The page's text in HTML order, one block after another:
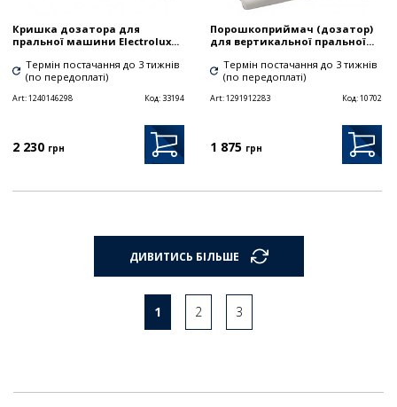
Кришка дозатора для
пральної машини Electrolux...
Термін постачання до 3 тижнів
(по передоплаті)
Art:1240146298 Код: 33194
2 230 грн
Порошкоприймач (дозатор)
для вертикальної пральної...
Термін постачання до 3 тижнів
(по передоплаті)
Art:1291912283 Код:10702
1 875 грн
ДИВИТИСЬ БІЛЬШЕ
1 2 3